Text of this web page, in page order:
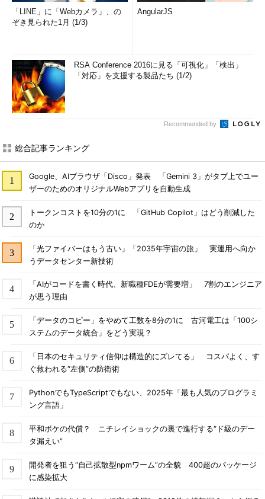
「LINE」に「Webカメラ」、の
ぞき見られた1月 (1/3)
AngularJS
RSA Conference 2016に見る「可視化」「検出」
「対応」を支援する製品たち (1/2)
Recommended by
総合記事ランキング
Google、AIブラウザ「Disco」発表 「Gemini 3」がタブ上でユー
ザーのためのオリジナルWebアプリを自動生成
トークンコストを10分の1に 「GitHub Copilot」はどう削減した
のか
「光ファイバーはもう古い」「2035年宇宙の旅」 実運用へ向か
うデータセンター新技術
「AIがコードを書く時代、新職種FDEが需要増」 7割のエンジニア
が思う理由
「データのコピー」をやめて工数を8分の1に 古河電工は「100シ
ステムのデータ統合」をどう実現？
「日本のセキュリティ信仰は構造的にズレてる」 コスパよく、す
ぐ救われる“左側”の防衛術
PythonでもTypeScriptでもない、2025年「最も人気のプログラミ
ング言語」
平和ボケの代償？ ニチレイショックの裏で進行する“ド級のデー
タ漏えい”
開発者を狙う“自己拡散型npmワーム”の全貌 400超のパッケージ
に感染拡大